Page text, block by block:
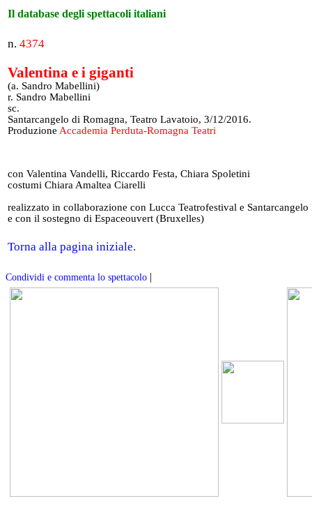
Il database degli spettacoli italiani
n. 4374
Valentina e i giganti
(a. Sandro Mabellini)
r. Sandro Mabellini
sc.
Santarcangelo di Romagna, Teatro Lavatoio, 3/12/2016.
Produzione Accademia Perduta-Romagna Teatri
con Valentina Vandelli, Riccardo Festa, Chiara Spoletini
costumi Chiara Amaltea Ciarelli
realizzato in collaborazione con Lucca Teatrofestival e Santarcangelo
e con il sostegno di Espaceouvert (Bruxelles)
Torna alla pagina iniziale.
Condividi e commenta lo spettacolo |